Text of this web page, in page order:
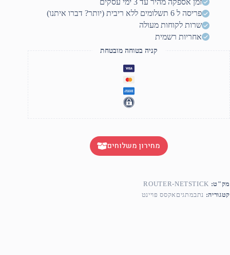
פריסה ל 6 תשלומים ללא ריבית (יותר? דברו איתנו)
שרות לקוחות מעולה
אחריות רשמית
קניה בטוחה מובטחת
מחירון משלוחים
מק"ט: ROUTER-NETSTICK
קטגוריה: נתבמתגיםאקסס פויינט